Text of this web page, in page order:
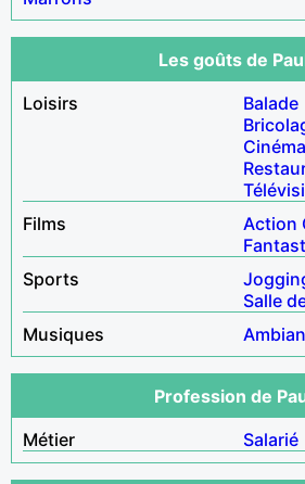
Les goûts de
Loisirs
Balade
Cinéma
Films
Action
Sports
Salle
Musiques
Profession de
Métier
Salarié